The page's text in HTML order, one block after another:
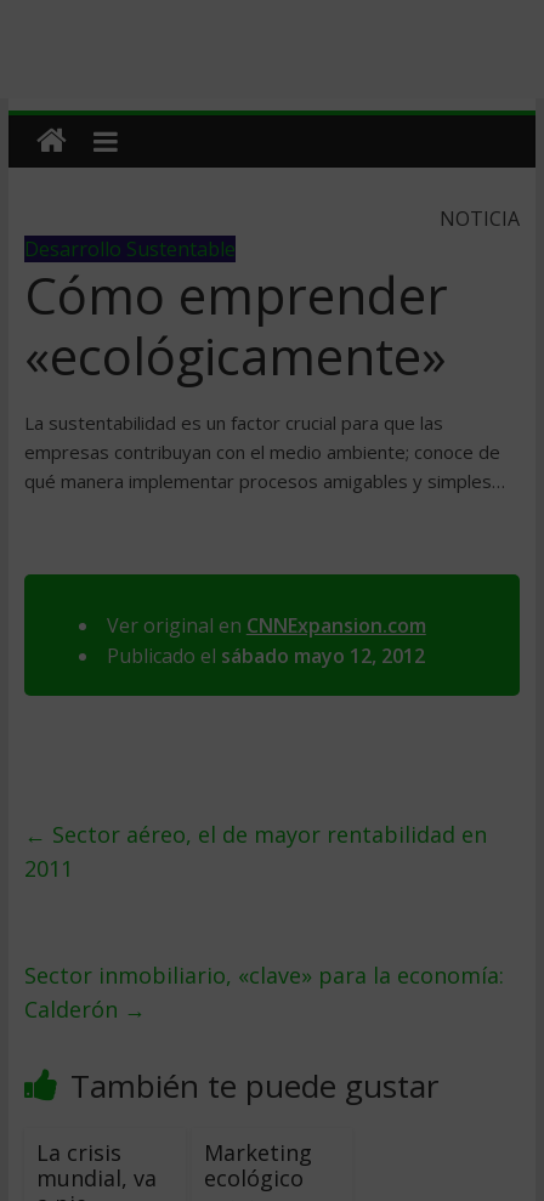
NOTICIA
Desarrollo Sustentable
Cómo emprender
«ecológicamente»
La sustentabilidad es un factor crucial para que las
empresas contribuyan con el medio ambiente; conoce de
qué manera implementar procesos amigables y simples…
Ver original en CNNExpansion.com
Publicado el sábado mayo 12, 2012
← Sector aéreo, el de mayor rentabilidad en
2011
Sector inmobiliario, «clave» para la economía:
Calderón →
También te puede gustar
La crisis
mundial, va
Marketing
ecológico